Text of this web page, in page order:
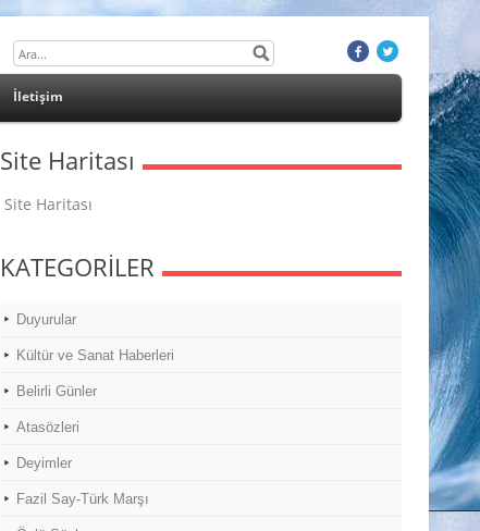
İletişim
Site Haritası
Site Haritası
KATEGORİLER
Duyurular
Kültür ve Sanat Haberleri
Belirli Günler
Atasözleri
Deyimler
Fazil Say-Türk Marşı